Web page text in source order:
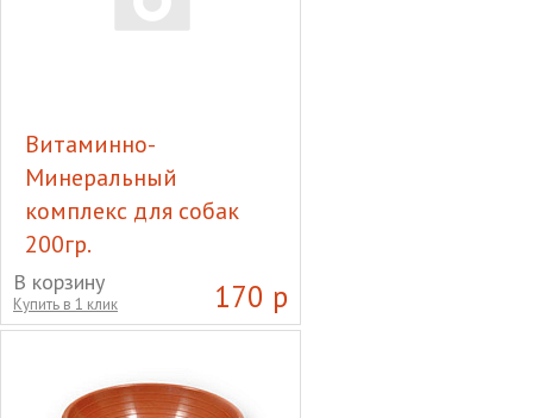
Витаминно-
Минеральный
комплекс для собак
200гр.
Витаминно-Минеральный
комплекс для собак 200гр.
170 р
В корзину
Купить в 1 клик